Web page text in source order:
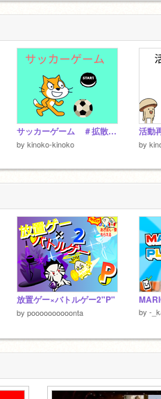
のボタンを押
kinokoが飛び
サッカーゲーム ＃拡散希望
by kinoko-kinoko
活動
by
放置ゲー×バトルゲー2"P"
by poooooooooonta by -